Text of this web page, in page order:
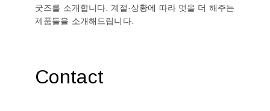
굿즈를 소개합니다. 계절·상황에 따라 멋을 더 해주는
제품들을 소개해드립니다.
Contact